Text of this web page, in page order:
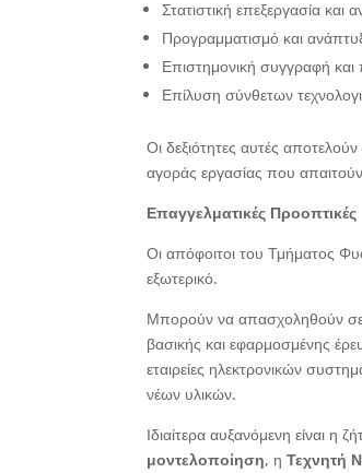
Στατιστική επεξεργασία
Προγραμματισμό και
Επιστημονική συγγραφή
Επίλυση σύνθετων
Οι δεξιότητες αυτές
αγοράς εργασίας που
Επαγγελματικές Προοπτικές
Οι απόφοιτοι του Τμήματος
εξωτερικό.
Μπορούν να απασχοληθούν σε
βασικής και εφαρμοσμένης
εταιρείες ηλεκτρονικών
νέων υλικών.
Ιδιαίτερα αυξανόμενη είναι
μοντελοποίηση, ηΤεχνητή